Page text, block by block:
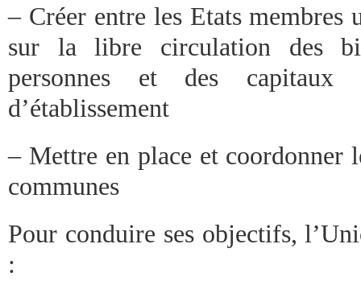
– Créer entre les Etats membres
sur la libre circulation des
personnes et des
d’établissement
– Mettre en place et coordonner
communes
Pour conduire ses objectifs,
: